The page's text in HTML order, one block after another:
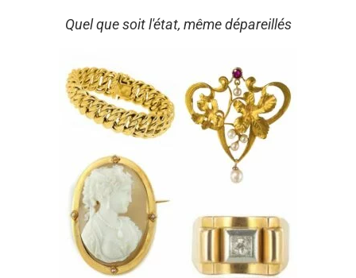
Quel que soit l'état, même dépareillés